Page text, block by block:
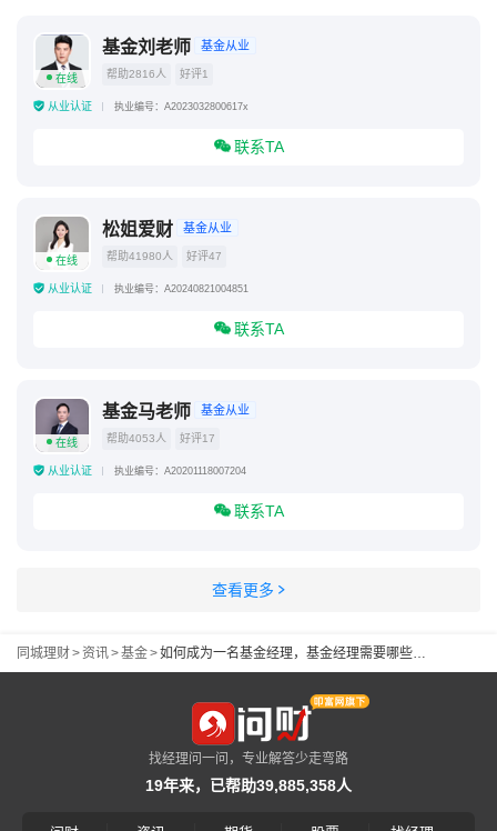
在线
基金刘老师 基金从业
帮助2816人 好评1
从业认证 执业编号：A2023032800617x
联系TA
在线
松姐爱财 基金从业
帮助41980人 好评47
从业认证 执业编号：A20240821004851
联系TA
在线
基金马老师 基金从业
帮助4053人 好评17
从业认证 执业编号：A20201118007204
联系TA
查看更多
同城理财>资讯>基金> 如何成为一名基金经理，基金经理需要哪些条件
找经理问一问，专业解答少走弯路
19年来，已帮助39,885,358人